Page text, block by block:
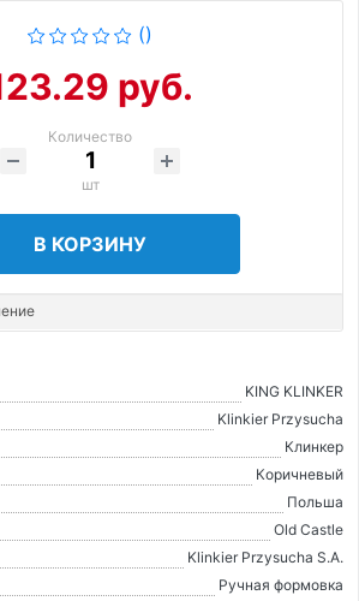
()
руб.
Количество
шт
В КОРЗИНУ
KING KLINKER
Klinkier Przysucha
Клинкер
Коричневый
Польша
Old Castle
Klinkier Przysucha S.A.
Ручная формовка